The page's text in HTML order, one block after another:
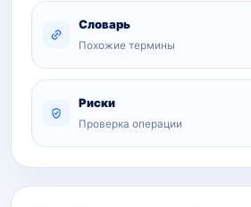
Словарь
Похожие термины
Риски
Проверка операции